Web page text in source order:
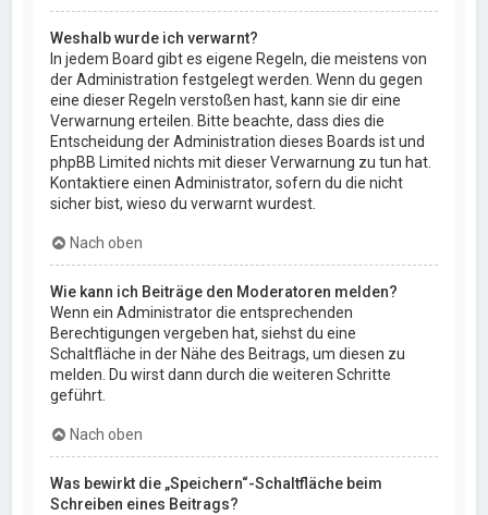
Weshalb wurde ich verwarnt?
In jedem Board gibt es eigene Regeln, die meistens von
der Administration festgelegt werden. Wenn du gegen
eine dieser Regeln verstoßen hast, kann sie dir eine
Verwarnung erteilen. Bitte beachte, dass dies die
Entscheidung der Administration dieses Boards ist und
phpBB Limited nichts mit dieser Verwarnung zu tun hat.
Kontaktiere einen Administrator, sofern du die nicht
sicher bist, wieso du verwarnt wurdest.
Nach oben
Wie kann ich Beiträge den Moderatoren melden?
Wenn ein Administrator die entsprechenden
Berechtigungen vergeben hat, siehst du eine
Schaltfläche in der Nähe des Beitrags, um diesen zu
melden. Du wirst dann durch die weiteren Schritte
geführt.
Nach oben
Was bewirkt die „Speichern“-Schaltfläche beim
Schreiben eines Beitrags?